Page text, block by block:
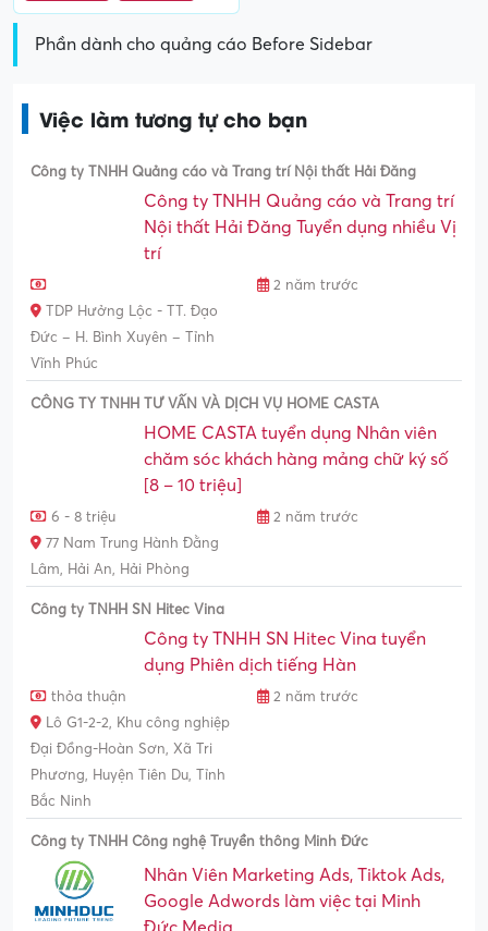
Phần dành cho quảng cáo Before Sidebar
Việc làm tương tự cho bạn
Công ty TNHH Quảng cáo và Trang trí Nội thất Hải Đăng
Công ty TNHH Quảng cáo và Trang trí
Nội thất Hải Đăng Tuyển dụng nhiều Vị
trí
2 năm trước
TDP Hưởng Lộc - TT. Đạo
Đức – H. Bình Xuyên – Tỉnh
Vĩnh Phúc
CÔNG TY TNHH TƯ VẤN VÀ DỊCH VỤ HOME CASTA
HOME CASTA tuyển dụng Nhân viên
chăm sóc khách hàng mảng chữ ký số
[8 – 10 triệu]
6 - 8 triệu
2 năm trước
77 Nam Trung Hành Đằng
Lâm, Hải An, Hải Phòng
Công ty TNHH SN Hitec Vina
Công ty TNHH SN Hitec Vina tuyển
dụng Phiên dịch tiếng Hàn
thỏa thuận
2 năm trước
Lô G1-2-2, Khu công nghiệp
Đại Đồng-Hoàn Sơn, Xã Tri
Phương, Huyện Tiên Du, Tỉnh
Bắc Ninh
Công ty TNHH Công nghệ Truyền thông Minh Đức
Nhân Viên Marketing Ads, Tiktok Ads,
Google Adwords làm việc tại Minh